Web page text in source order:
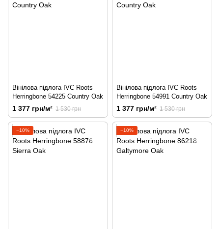
Вінілова підлога IVC Roots
Herringbone 54225 Country Oak
1 377 грн/м² 1 530 грн
Вінілова підлога IVC Roots
Herringbone 54991 Country Oak
1 377 грн/м² 1 530 грн
−10% −10%